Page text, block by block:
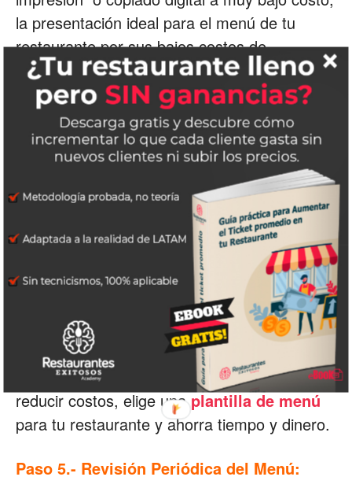
la presentación ideal para el menú de tu
restaurante por sus bajos costos de
impresión es tamaño carta ya sea que se
impriman por un sólo lado y las metas en
carpetas protectoras transparentes para tu
menú, las hay de diferentes colores y
materiales o bien que imprimas el menú de tu
restaurante por ambos lados y los lamines
con plástico (mica térmica o plástico de
contacto), una opción más presentable es
tener de 4 a 6 páginas incluyendo la portada
y engargolarlas (es decir ponerles arillo
metálico ) esta opción es muy duradera y de
fácil limpieza para tu menú. Todo depende de
tu presupuesto pero ten en cuenta que en
estas épocas debes ganarle al tiempo y
reducir costos, elige unaplantilla de menú
para tu restaurante y ahorra tiempo y dinero.
Paso 5.- Revisión Periódica del Menú: